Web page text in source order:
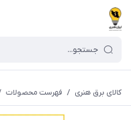
کالای برق هنری / فهرست محصولات